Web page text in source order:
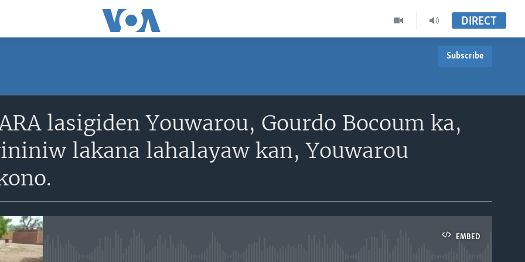
DIRECT
Subscribe
S'abonner
lasigiden Youwarou, Gourdo Bocoum ka,
lakana lahalayaw kan, Youwarou
EMBED